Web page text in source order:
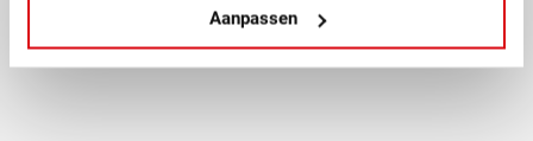
Aanpassen